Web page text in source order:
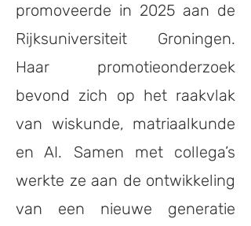
promoveerde in 2025 aan de
Rijksuniversiteit Groningen.
Haar promotieonderzoek
bevond zich op het raakvlak
van wiskunde, matriaalkunde
en AI. Samen met collega’s
werkte ze aan de ontwikkeling
van een nieuwe generatie